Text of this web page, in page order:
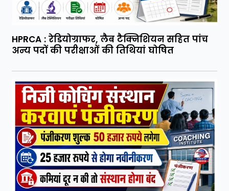
HPRCA : रेडियोग्राफर, लैब टैक्निशियन सहित पांच
अन्य पदों की परीक्षाओं की तिथियां घोषित